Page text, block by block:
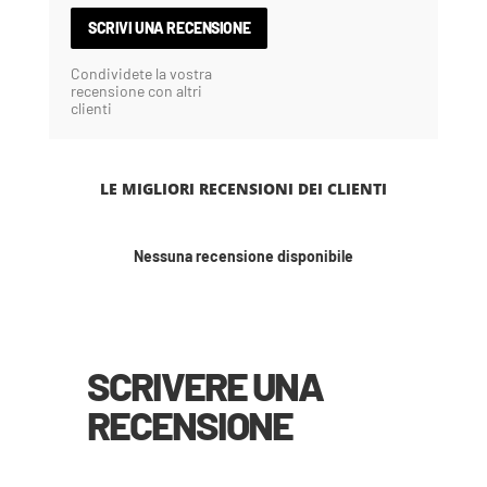
SCRIVI UNA RECENSIONE
Condividete la vostra
recensione con altri
clienti
LE MIGLIORI RECENSIONI DEI CLIENTI
Nessuna recensione disponibile
SCRIVERE UNA
RECENSIONE